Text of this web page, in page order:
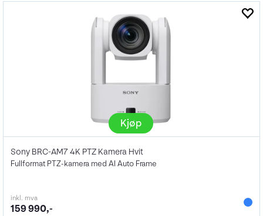
Kjøp
Sony BRC-AM7 4K PTZ Kamera Hvit
Fullformat PTZ-kamera med AI Auto Frame
inkl. mva
159 990,-